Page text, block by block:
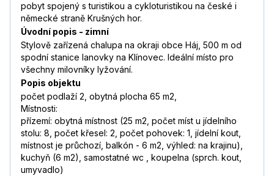
pobyt spojený s turistikou a cykloturistikou na české i
německé straně Krušných hor.
Úvodní popis - zimní
Stylově zařízená chalupa na okraji obce Háj, 500 m od
spodní stanice lanovky na Klínovec. Ideální místo pro
všechny milovníky lyžování.
Popis objektu
počet podlaží 2, obytná plocha 65 m2,
Místnosti:
přízemí: obytná místnost (25 m2, počet míst u jídelního
stolu: 8, počet křesel: 2, počet pohovek: 1, jídelní kout,
místnost je průchozí, balkón - 6 m2, výhled: na krajinu),
kuchyň (6 m2), samostatné wc , koupelna (sprch. kout,
umyvadlo)